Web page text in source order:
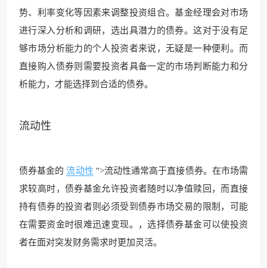
势、利率变化等因素来调整投资组合。基金经理会对市场
进行深入分析和调研，选出具潜力的债券。这对于没有足
够市场分析能力的个人投资者来说，无疑是一种便利。而
直接购入债券则需要投资者具备一定的市场判断能力和分
析能力，才能选择到合适的债券。
流动性
债券基金的 流动性 ">流动性通常高于直接债券。在市场需
求较高时，债券基金允许投资者随时以净值赎回，而直接
持有债券的投资者则必须受到债券市场交易的限制，可能
在需要资金时很难迅速变现。，选择债券基金可以使投资
者在面对突发财务需求时更加灵活。